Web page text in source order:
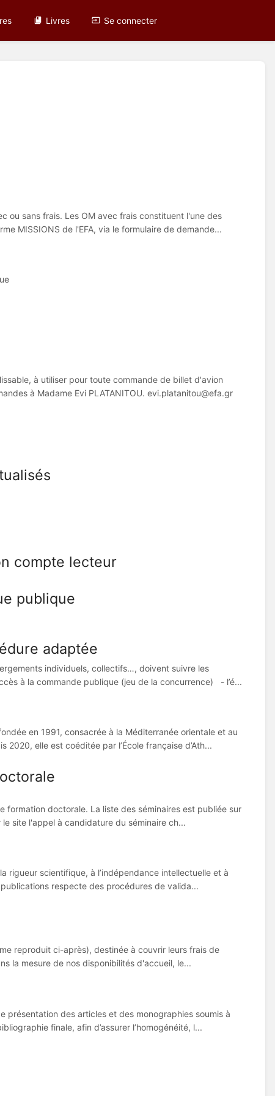
Livres Se connecter
ou sans frais. Les OM avec frais constituent l'une des
MISSIONS de l'EFA, via le formulaire de demande...
à utiliser pour toute commande de billet d'avion
à Madame Evi PLATANITOU. evi.platanitou@efa.gr
compte lecteur
publique
adaptée
individuels, collectifs…, doivent suivre les
à la commande publique (jeu de la concurrence) - l’é...
en 1991, consacrée à la Méditerranée orientale et au
elle est coéditée par l’École française d’Ath...
formation doctorale. La liste des séminaires est publiée sur
site l'appel à candidature du séminaire ch...
rigueur scientifique, à l’indépendance intellectuelle et à
respecte des procédures de valida...
reproduit ci-après), destinée à couvrir leurs frais de
la mesure de nos disponibilités d'accueil, le...
présentation des articles et des monographies soumis à
finale, afin d’assurer l’homogénéité, l...